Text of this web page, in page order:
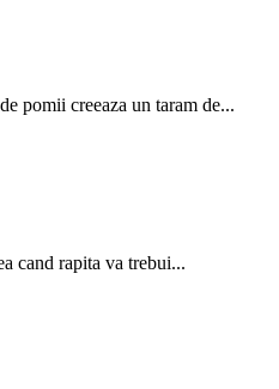
pomii creeaza un taram de...
cand rapita va trebui...